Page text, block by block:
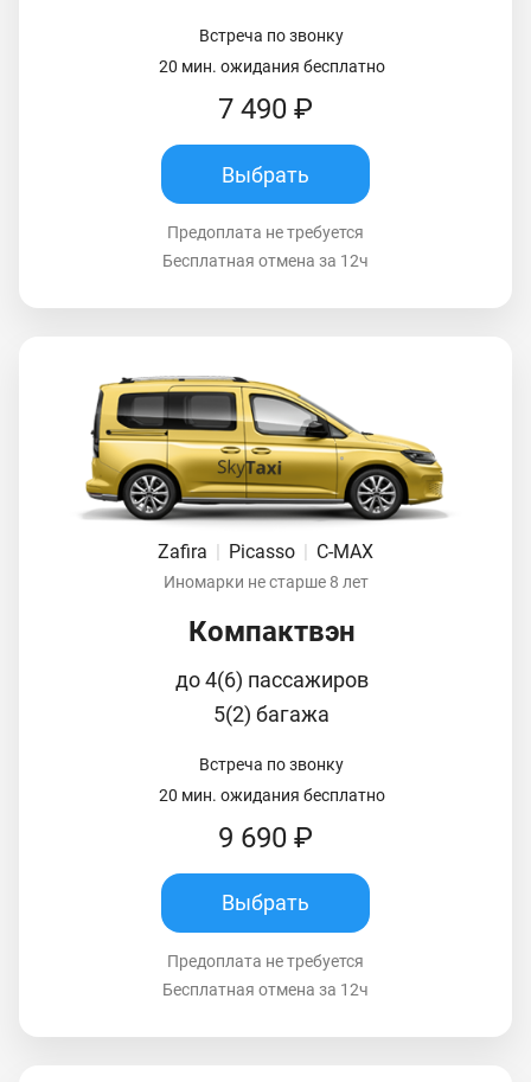
Встреча по звонку
20 мин. ожидания бесплатно
7 490 ₽
Выбрать
Предоплата не требуется
Бесплатная отмена за 12ч
Zafira | Picasso | C-MAX
Иномарки не старше 8 лет
Компактвэн
до 4(6) пассажиров
5(2) багажа
Встреча по звонку
20 мин. ожидания бесплатно
9 690 ₽
Выбрать
Предоплата не требуется
Бесплатная отмена за 12ч